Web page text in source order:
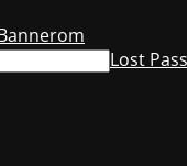
Lost